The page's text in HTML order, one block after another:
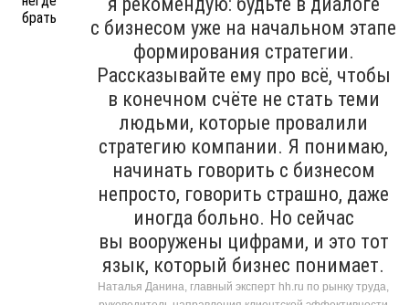
с бизнесом уже на начальном этапе
формирования стратегии.
Рассказывайте ему про всё, чтобы
в конечном счёте не стать теми
людьми, которые провалили
стратегию компании. Я понимаю,
начинать говорить с бизнесом
непросто, говорить страшно, даже
иногда больно. Но сейчас
вы вооружены цифрами, и это тот
язык, который бизнес понимает.
Наталья Данина, главный эксперт hh.ru по рынку труда,